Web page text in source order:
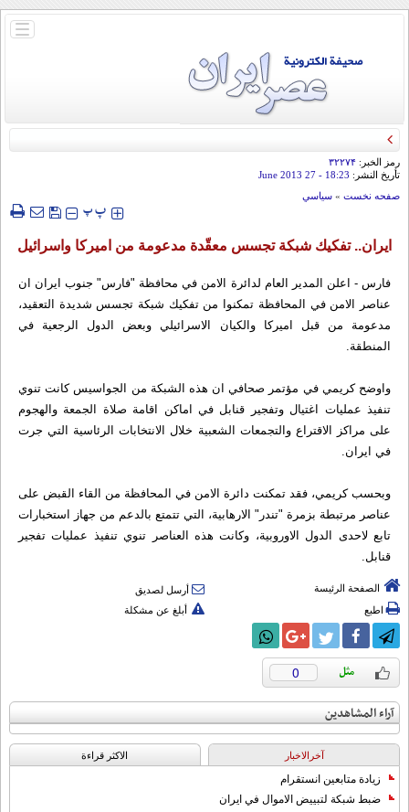
باز
رمز الخبر: ۳۲۲۷۴
تأريخ النشر: 18:23
- 27 June 2013
صفحه نخست » سياسي
‍‍‍ پپ
ايران.. تفكيك شبكة تجسس معقّدة مدعومة من اميركا واسرائیل
فارس - اعلن المدير العام لدائرة الامن في محافظة "فارس" جنوب ايران ان
عناصر الامن في المحافظة تمكنوا من تفكيك شبكة تجسس شديدة التعقيد،
مدعومة من قبل اميركا والكيان الاسرائيلي وبعض الدول الرجعية في
المنطقة.
واوضح كريمي في مؤتمر صحافي ان هذه الشبكة من الجواسيس كانت تنوي
تنفيذ عمليات اغتيال وتفجير قنابل في اماكن اقامة صلاة الجمعة والهجوم
على مراكز الاقتراع والتجمعات الشعبية خلال الانتخابات الرئاسية التي جرت
في ايران.
وبحسب كريمي، فقد تمكنت دائرة الامن في المحافظة من القاء القبض على
عناصر مرتبطة بزمرة "تندر" الارهابية، التي تتمتع بالدعم من جهاز استخبارات
تابع لاحدى الدول الاوروبية، وكانت هذه العناصر تنوي تنفيذ عمليات تفجير
قنابل.
الصفحة الرئيسة
أرسل لصديق
اطبع
أبلغ عن مشكلة
0
آراء المشاهدين
آخرالاخبار الاکثر قراءة
زيادة متابعين انستقرام
ضبط شبكة لتبييض الاموال في ايران